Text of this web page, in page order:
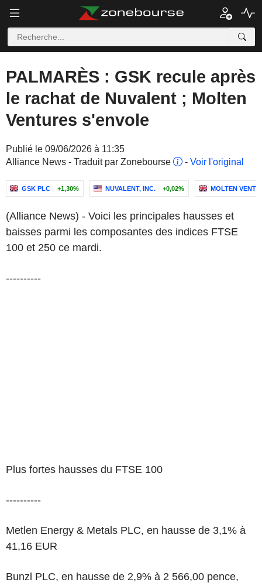
PALMARÈS : GSK recule après
le rachat de Nuvalent ; Molten
Ventures s'envole
Publié le 09/06/2026 à 11:35
Alliance News - Traduit par Zonebourse
- Voir l'original
GSK PLC +1,30% NUVALENT, INC. +0,02% MOLTEN
(Alliance News) - Voici les principales hausses et
baisses parmi les composantes des indices FTSE
100 et 250 ce mardi.
----------
Plus fortes hausses du FTSE 100
----------
Metlen Energy & Metals PLC, en hausse de 3,1% à
41,16 EUR
Bunzl PLC, en hausse de 2,9% à 2 566,00 pence,